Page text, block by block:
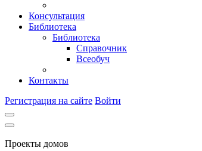
Консультация
Библиотека
Библиотека
Справочник
Всеобуч
Контакты
Регистрация на сайте Войти
Проекты домов